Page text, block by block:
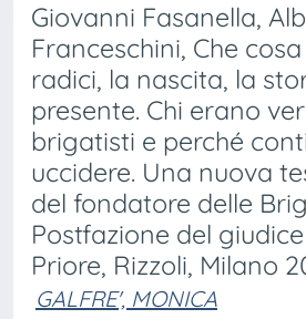
Giovanni Fasanella,
Franceschini, Che
radici, la nascita, la
presente. Chi erano
brigatisti e perché
uccidere. Una nuova
del fondatore delle
Postfazione del
Priore, Rizzoli, Milano
GALFRE', MONICA